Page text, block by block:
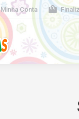
Minha Conta